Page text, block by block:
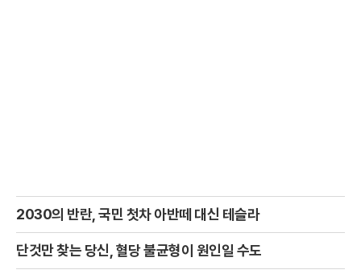
2030의 반란, 국민 첫차 아반떼 대신 테슬라
단것만 찾는 당신, 혈당 불균형이 원인일 수도